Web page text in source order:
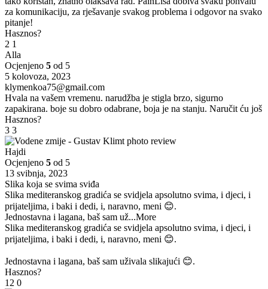
za komunikaciju, za rješavanje svakog problema i odgovor na svako
pitanje!
Hasznos?
2 1
Alla
Ocjenjeno 5 od 5
5 kolovoza, 2023
klymenkoa75@gmail.com
Hvala na vašem vremenu. narudžba je stigla brzo, sigurno
zapakirana. boje su dobro odabrane, boja je na stanju. Naručit ću još
Hasznos?
3 3
Hajdi
Ocjenjeno 5 od 5
13 svibnja, 2023
Slika koja se svima sviđa
Slika mediteranskog gradića se svidjela apsolutno svima, i djeci, i
prijateljima, i baki i dedi, i, naravno, meni 😊.
Jednostavna i lagana, baš sam už...More
Slika mediteranskog gradića se svidjela apsolutno svima, i djeci, i
prijateljima, i baki i dedi, i, naravno, meni 😊.
Jednostavna i lagana, baš sam uživala slikajući 😊.
Hasznos?
12 0